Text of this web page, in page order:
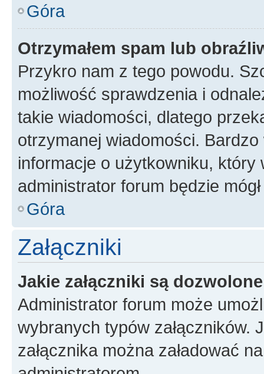
Góra
Otrzymałem spam lub
Przykro nam z tego powodu.
możliwość sprawdzenia i
takie wiadomości, dlatego
otrzymanej wiadomości.
informacje o użytkowniku, który
administrator forum będzie
Góra
Załączniki
Jakie załączniki są
Administrator forum może
wybranych typów załączników.
załącznika można załadować